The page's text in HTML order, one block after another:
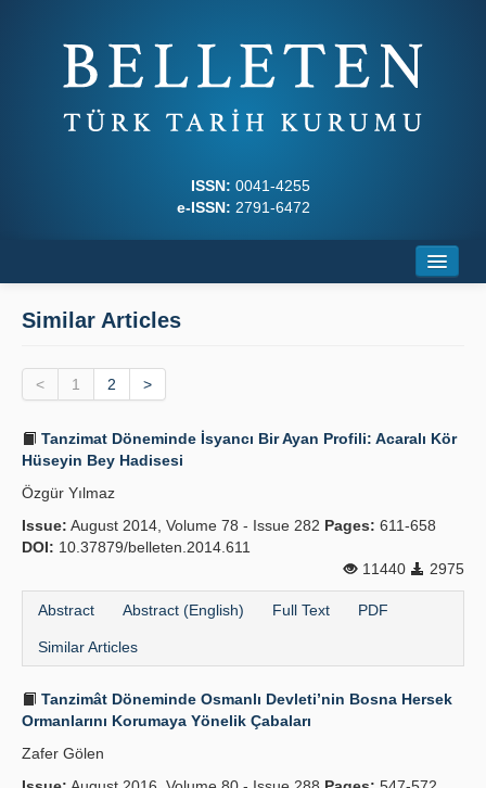
ISSN: 0041-4255
e-ISSN: 2791-6472
Journal Boards
Principles
Guidelines
Contact Us
Similar Articles
< 1 2 >
Tanzimat Döneminde İsyancı Bir Ayan Profili: Acaralı Kör
Hüseyin Bey Hadisesi
Özgür Yılmaz
Issue: August 2014, Volume 78 - Issue 282 Pages: 611-658
DOI: 10.37879/belleten.2014.611
11440
2975
Abstract Abstract (English) Full Text PDF
Similar Articles
Tanzimât Döneminde Osmanlı Devleti’nin Bosna Hersek
Ormanlarını Korumaya Yönelik Çabaları
Zafer Gölen